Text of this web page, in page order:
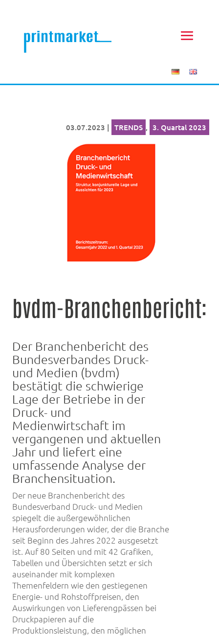
03.07.2023 | TRENDS , 3. Quartal 2023
bvdm-Branchenbericht:
Der Branchenbericht des
Bundesverbandes Druck-
und Medien (bvdm)
bestätigt die schwierige
Lage der Betriebe in der
Druck- und
Medienwirtschaft im
vergangenen und aktuellen
Jahr und liefert eine
umfassende Analyse der
Branchensituation.
Der neue Branchenbericht des
Bundesverband Druck- und Medien
spiegelt die außergewöhnlichen
Herausforderungen wider, der die Branche
seit Beginn des Jahres 2022 ausgesetzt
ist. Auf 80 Seiten und mit 42 Grafiken,
Tabellen und Übersichten setzt er sich
auseinander mit komplexen
Themenfeldern wie den gestiegenen
Energie- und Rohstoffpreisen, den
Auswirkungen von Lieferengpässen bei
Druckpapieren auf die
Produktionsleistung, den möglichen